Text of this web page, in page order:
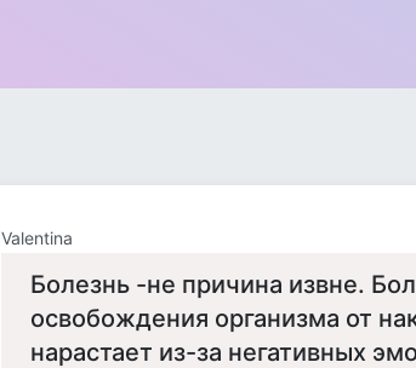
Valentina
Болезнь -не причина извне.
освобождения организма от
нарастает из-за негативных